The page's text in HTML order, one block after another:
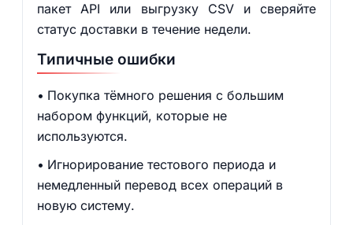
пакет API или выгрузку CSV и сверяйте
статус доставки в течение недели.
Типичные ошибки
Покупка тёмного решения с большим
набором функций, которые не
используются.
Игнорирование тестового периода и
немедленный перевод всех операций в
новую систему.